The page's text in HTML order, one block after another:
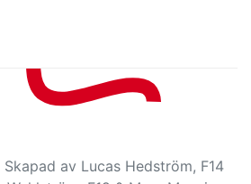
Skapad av Lucas Hedström, F14